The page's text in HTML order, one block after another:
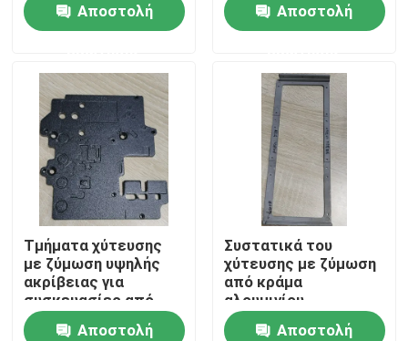
Βίντεο
Σχετικά με εμάς
Γύρος εργοστασίων
Ποιοτικός έλεγχος
Ζητήστε ένα απόσπασμα
εξαρτήματα χυτευμένα με έγχυση
παραγωγής σας
Αποστολή
και εξατομικευμένα
καλούπια
Αποστολή
Τμήματα χύτευσης
με ζύμωση υψηλής
ακρίβειας για
συσκευασίες από
χαρτόνι ή ξύλινο
κουτί με επιφάνεια
Αποστολή
Συστατικά του
χύτευσης με ζύμωση
από κράμα
αλουμινίου
Αποστολή